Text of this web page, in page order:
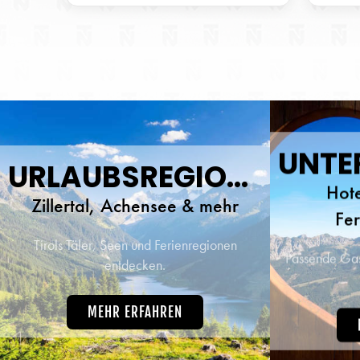
beste
URLAUBSREGIONEN
Zillertal, Achensee & mehr
Tirols Täler, Seen und Ferienregionen
entdecken.
MEHR ERFAHREN
Passende